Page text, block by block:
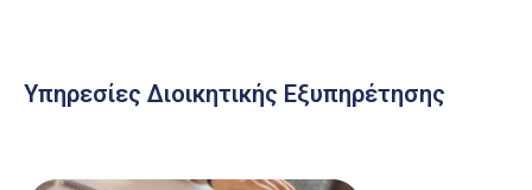
Υπηρεσίες Διοικητικής Εξυπηρέτησης